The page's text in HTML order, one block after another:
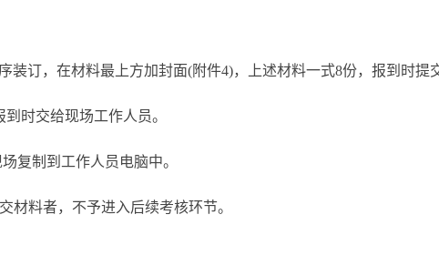
订，在材料最上方加封面(附件4)，上述材料一式8份，报到时提
时交给现场工作人员。
复制到工作人员电脑中。
料者，不予进入后续考核环节。